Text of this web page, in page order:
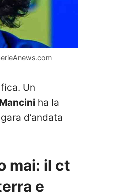
Un
ha la
d’andata
mai: il ct
e